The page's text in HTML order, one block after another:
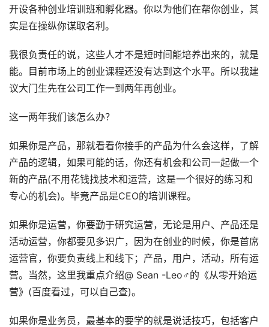
开设各种创业培训班和孵化器。你以为他们在帮你创业，其
实是在操纵你谋取名利。
我很负责任的说，这些人才不是短时间能培养出来的，就是
能。目前市场上的创业课程还没有达到这个水平。所以我建
议大门生先在公司工作一到两年再创业。
这一两年我们该怎么办？
如果你是产品，那就看看你接手的产品为什么会这样，了解
产品的逻辑，如果可能的话，你还有机会和公司一起做一个
新的产品(不用花钱找技术和运营，这是一个很好的练习和
专心的机会)。毕竟产品是CEO的培训课程。
如果你是运营，你要勤于研究运营，无论是用户、产品还是
活动运营，你都要见多识广，因为在创业的时候，你是首席
运营官，你要负责线上和线下；产品，用户，活动，所有运
营。当然，这里我重点介绍@ Sean -Leo♂的《从零开始运
营》(百度看过，可以自己查)。
如果你是业务员，最基本的要学的就是说话技巧，包括客户